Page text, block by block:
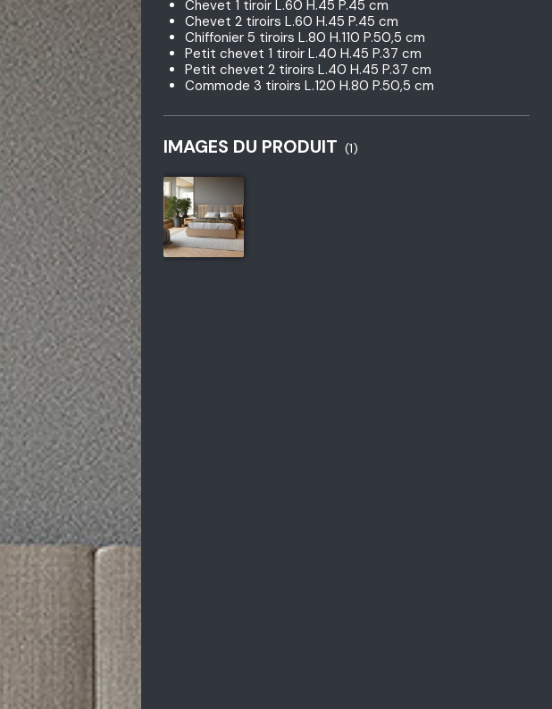
Chevet 1 tiroir L.60 H.45 P.45 cm
Chevet 2 tiroirs L.60 H.45 P.45 cm
Chiffonier 5 tiroirs L.80 H.110 P.50,5 cm
Petit chevet 1 tiroir L.40 H.45 P.37 cm
Petit chevet 2 tiroirs L.40 H.45 P.37 cm
Commode 3 tiroirs L.120 H.80 P.50,5 cm
IMAGES DU PRODUIT (1)